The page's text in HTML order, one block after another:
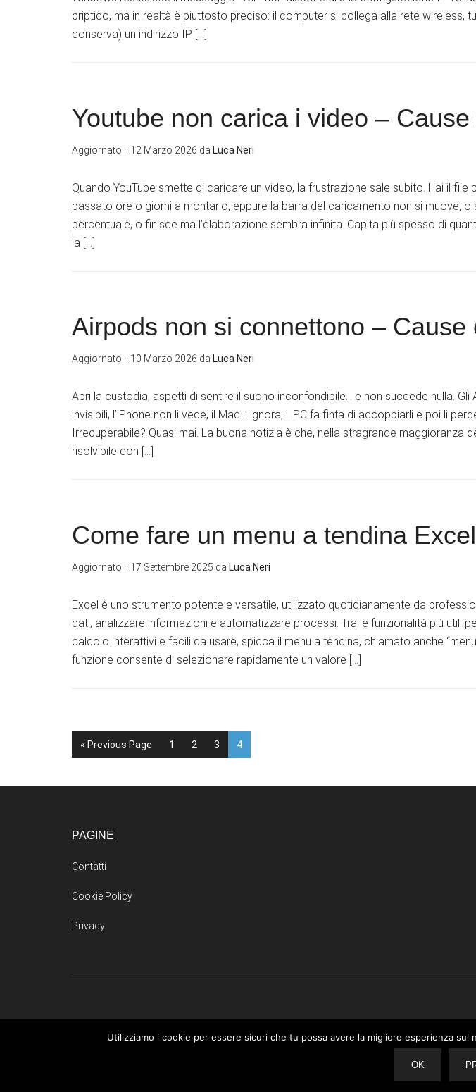
criptico, ma in realtà è piuttosto preciso: il computer si collega alla rete wireless,
conserva) un indirizzo IP […]
Youtube non carica i video –
Aggiornato il 12 Marzo 2026 da Luca Neri
Quando YouTube smette di caricare un video, la frustrazione sale subito. Hai il file
passato ore o giorni a montarlo, eppure la barra del caricamento non si muove, o
percentuale, o finisce ma l’elaborazione sembra infinita. Capita più spesso di
la […]
Airpods non si connettono – Cause
Aggiornato il 10 Marzo 2026 da Luca Neri
Apri la custodia, aspetti di sentire il suono inconfondibile… e non succede nulla. Gli
invisibili, l’iPhone non li vede, il Mac li ignora, il PC fa finta di accoppiarli e poi li
Irrecuperabile? Quasi mai. La buona notizia è che, nella stragrande maggioranza
risolvibile con […]
Come fare un menu a tendina Excel
Aggiornato il 17 Settembre 2025 da Luca Neri
Excel è uno strumento potente e versatile, utilizzato quotidianamente da
dati, analizzare informazioni e automatizzare processi. Tra le funzionalità più utili
calcolo interattivi e facili da usare, spicca il menu a tendina, chiamato anche
funzione consente di selezionare rapidamente un valore […]
« Previous Page 1 2 3 4
PAGINE
Contatti
Cookie Policy
Privacy
pubblicitaria pubblicizzando e fornendo link al sito Amazon.it. In qualità di
Utilizziamo i cookie per essere sicuri che tu possa avere la migliore esperienza
OK